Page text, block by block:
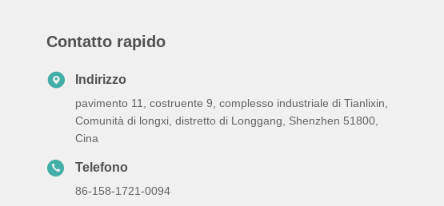
Contatto rapido
Indirizzo
pavimento 11, costruente 9, complesso industriale di Tianlixin,
Comunità di longxi, distretto di Longgang, Shenzhen 51800,
Cina
Telefono
86-158-1721-0094